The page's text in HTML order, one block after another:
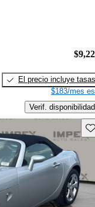
El precio incluye tasas
$183/mes
Verif. disponibilidad